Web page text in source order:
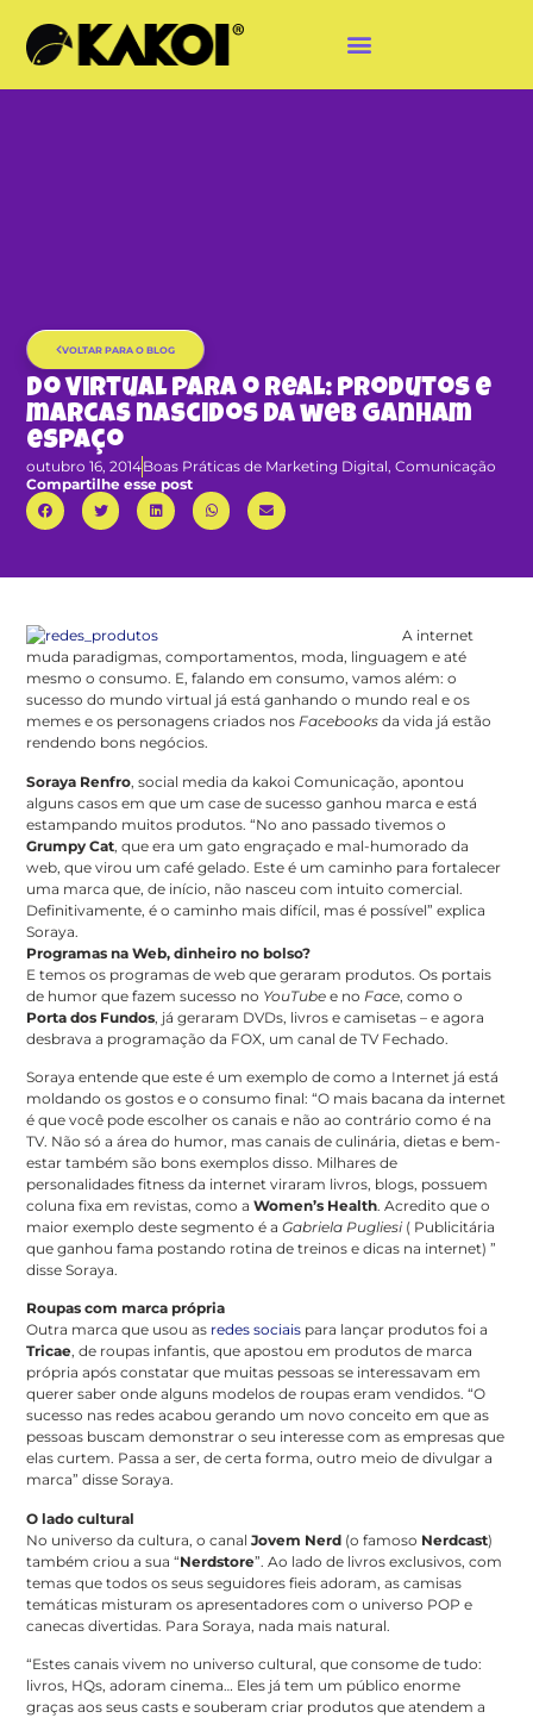
VOLTAR PARA O BLOG
Do virtual para o real: produtos e
marcas nascidos da web ganham
espaço
outubro 16, 2014Boas Práticas de Marketing Digital,Comunicação
Compartilhe esse post
A internet
muda paradigmas, comportamentos, moda, linguagem e até
mesmo o consumo. E, falando em consumo, vamos além: o
sucesso do mundo virtual já está ganhando o mundo real e os
memes e os personagens criados nosFacebooks da vida já estão
rendendo bons negócios.
Soraya Renfro, social media da kakoi Comunicação, apontou
alguns casos em que um case de sucesso ganhou marca e está
estampando muitos produtos. “No ano passado tivemos o
Grumpy Cat, que era um gato engraçado e mal-humorado da
web, que virou um café gelado. Este é um caminho para fortalecer
uma marca que, de início, não nasceu com intuito comercial.
Definitivamente, é o caminho mais difícil, mas é possível” explica
Soraya.
Programas na Web, dinheiro no bolso?
E temos os programas de web que geraram produtos. Os portais
de humor que fazem sucesso no YouTube e no Face, como o
Porta dos Fundos, já geraram DVDs, livros e camisetas – e agora
desbrava a programação da FOX, um canal de TV Fechado.
Soraya entende que este é um exemplo de como a Internet já está
moldando os gostos e o consumo final: “O mais bacana da internet
é que você pode escolher os canais e não ao contrário como é na
TV. Não só a área do humor, mas canais de culinária, dietas e bem-
estar também são bons exemplos disso. Milhares de
personalidades fitness da internet viraram livros, blogs, possuem
coluna fixa em revistas, como aWomen’s Health. Acredito que o
maior exemplo deste segmento é aGabriela Pugliesi( Publicitária
que ganhou fama postando rotina de treinos e dicas na internet) ”
disse Soraya.
Roupas com marca própria
Outra marca que usou as redes sociais para lançar produtos foi a
Tricae, de roupas infantis, que apostou em produtos de marca
própria após constatar que muitas pessoas se interessavam em
querer saber onde alguns modelos de roupas eram vendidos. “O
sucesso nas redes acabou gerando um novo conceito em que as
pessoas buscam demonstrar o seu interesse com as empresas que
elas curtem. Passa a ser, de certa forma, outro meio de divulgar a
marca” disse Soraya.
O lado cultural
No universo da cultura, o canalJovem Nerd (o famoso Nerdcast)
também criou a sua “Nerdstore”. Ao lado de livros exclusivos, com
temas que todos os seus seguidores fieis adoram, as camisas
temáticas misturam os apresentadores com o universo POP e
canecas divertidas. Para Soraya, nada mais natural.
“Estes canais vivem no universo cultural, que consome de tudo:
livros, HQs, adoram cinema… Eles já tem um público enorme
graças aos seus casts e souberam criar produtos que atendem a